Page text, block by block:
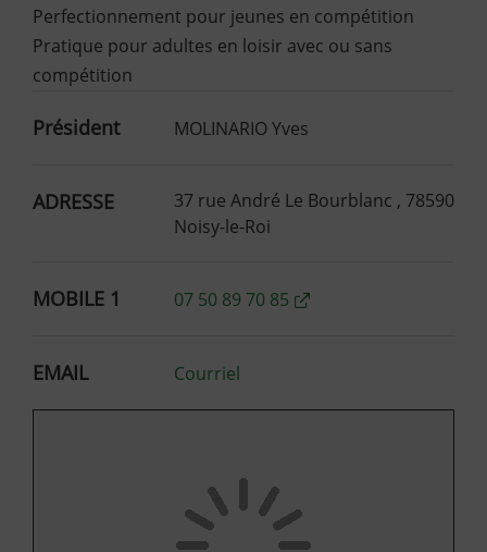
Perfectionnement pour jeunes en compétition
Pratique pour adultes en loisir avec ou sans
compétition
Président MOLINARIO Yves
ADRESSE
37 rue André Le Bourblanc , 78590
Noisy-le-Roi
MOBILE 1 07 50 89 70 85
EMAIL Courriel